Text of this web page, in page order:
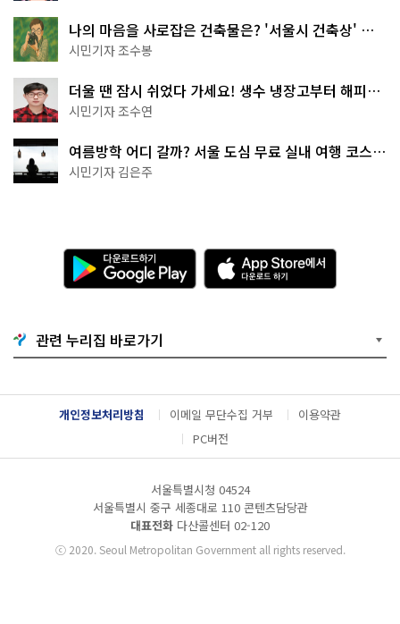
나의 마음을 사로잡은 건축물은? '서울시 건축상' 수
상작 공개!
시민기자 조수봉
더울 땐 잠시 쉬었다 가세요! 생수 냉장고부터 해피소
·무더위쉼터까지
시민기자 조수연
여름방학 어디 갈까? 서울 도심 무료 실내 여행 코스
추천
시민기자 김은주
다
운
로
기
G
o
g
l
e
l
A
p
p
e
서
다
운
드
관련 누리집 바로가기
개인정보처리방침 이메일 무단수집 거부
이용약관
PC버전
서울특별시청 04524
서울특별시 중구 세종대로 110 콘텐츠담당관
대표전화 다산콜센터 02-120
ⓒ2020. Seoul Metropolitan Government all rights reserved.